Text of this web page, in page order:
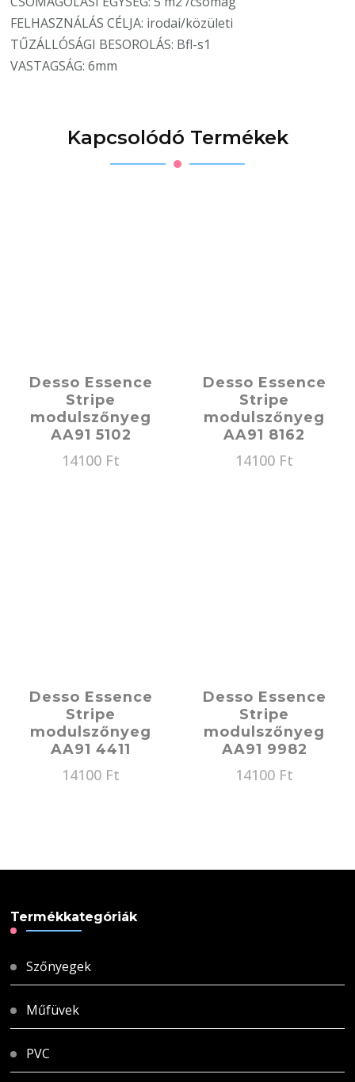
FELHASZNÁLÁS CÉLJA: irodai/közületi
TŰZÁLLÓSÁGI BESOROLÁS: Bfl-s1
VASTAGSÁG: 6mm
Kapcsolódó Termékek
Desso Essence
Stripe
modulszőnyeg
AA91 5102
14100 Ft
Desso Essence
Stripe
modulszőnyeg
AA91 8162
14100 Ft
Desso Essence
Stripe
modulszőnyeg
AA91 4411
14100 Ft
Desso Essence
Stripe
modulszőnyeg
AA91 9982
14100 Ft
Termékkategóriák
Szőnyegek
Műfüvek
PVC